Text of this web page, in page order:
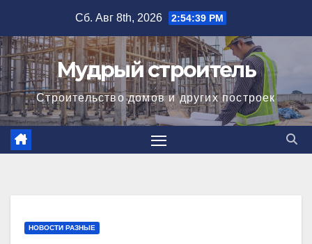
содержимому
Сб. Авг 8th, 2026 2:54:40 PM
Мудрый строитель
Строительство домов и других построек
НОВОСТИ РАЗНЫЕ